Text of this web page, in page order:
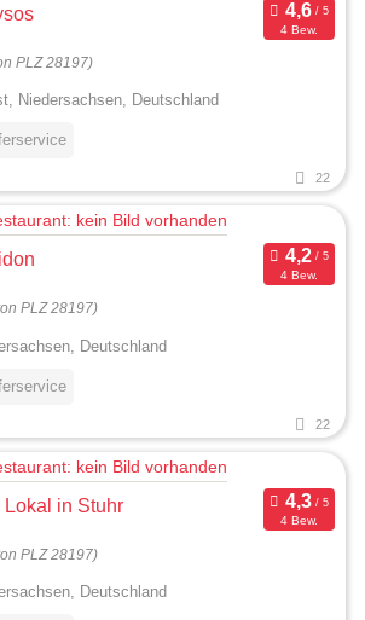
4 Bew.
PLZ 28197)
Niedersachsen, Deutschland
22
4 Bew.
PLZ 28197)
Deutschland
22
in Stuhr
4 Bew.
PLZ 28197)
Deutschland